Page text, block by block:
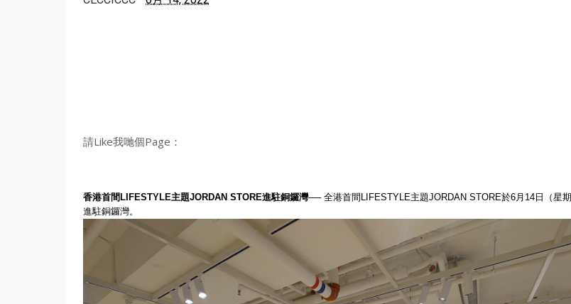
請Like我哋個Page：
香港首間 LIFESTYLE主題JORDAN STORE進駐銅鑼灣── 全港首間 LIFESTYLE主題JORDAN STORE於6月 14 日（星期
進駐銅鑼灣。